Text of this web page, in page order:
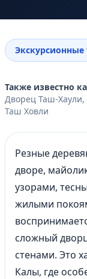
Экскурсионные
Также известно
Дворец Таш-
Таш Ховли
Резные
дворе,
узорами,
жилыми
сложный
стенами. Это
Калы, где